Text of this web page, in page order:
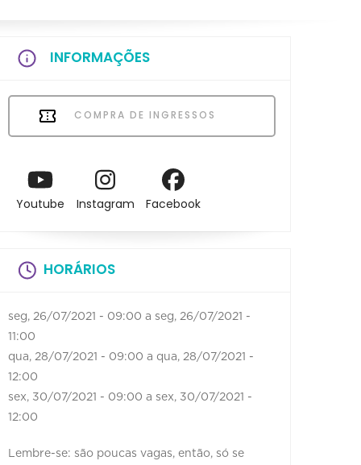
INFORMAÇÕES
COMPRA DE INGRESSOS
Youtube Instagram Facebook
HORÁRIOS
seg, 26/07/2021 - 09:00 a seg, 26/07/2021 -
11:00
qua, 28/07/2021 - 09:00 a qua, 28/07/2021 -
12:00
sex, 30/07/2021 - 09:00 a sex, 30/07/2021 -
12:00
Lembre-se: são poucas vagas, então, só se